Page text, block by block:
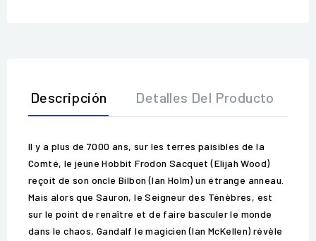
Descripción Detalles Del Producto
Il y a plus de 7000 ans, sur les terres paisibles de la
Comté, le jeune Hobbit Frodon Sacquet (Elijah Wood)
reçoit de son oncle Bilbon (Ian Holm) un étrange anneau.
Mais alors que Sauron, le Seigneur des Ténèbres, est
sur le point de renaître et de faire basculer le monde
dans le chaos, Gandalf le magicien (Ian McKellen) révèle